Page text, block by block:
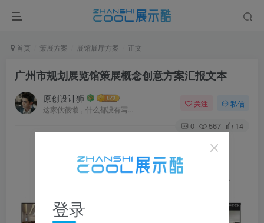
首页 策展方案 展馆展厅方案 正文
广州市规划展览馆策展概念创意方案汇报文本
原创设计狮
这家伙很懒，什么都没有写...
关注 私信
0 567 14
放大，左右滑动浏览，更多资料在下载区获取
登录